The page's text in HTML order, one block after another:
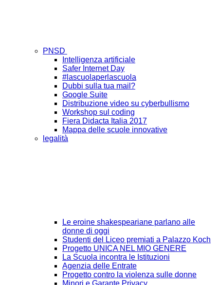
PNSD
Intelligenza artificiale
Safer Internet Day
#lascuolaperlascuola
Dubbi sulla tua mail?
Google Suite
Distribuzione video su cyberbullismo
Workshop sul coding
Fiera Didacta Italia 2017
Mappa delle scuole innovative
legalità
Le eroine shakespeariane parlano alle
donne di oggi
Studenti del Liceo premiati a Palazzo Koch
Progetto UNICA NEL MIO GENERE
La Scuola incontra le Istituzioni
Agenzia delle Entrate
Progetto contro la violenza sulle donne